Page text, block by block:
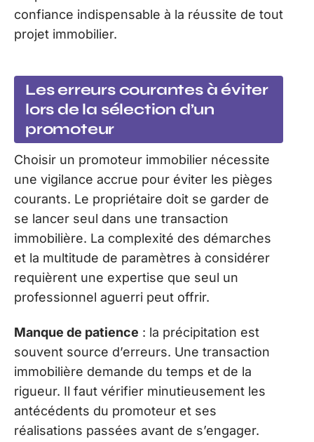
confiance indispensable à la réussite de tout
projet immobilier.
Les erreurs courantes à éviter
lors de la sélection d’un
promoteur
Choisir un promoteur immobilier nécessite
une vigilance accrue pour éviter les pièges
courants. Le propriétaire doit se garder de
se lancer seul dans une transaction
immobilière. La complexité des démarches
et la multitude de paramètres à considérer
requièrent une expertise que seul un
professionnel aguerri peut offrir.
Manque de patience : la précipitation est
souvent source d’erreurs. Une transaction
immobilière demande du temps et de la
rigueur. Il faut vérifier minutieusement les
antécédents du promoteur et ses
réalisations passées avant de s’engager.